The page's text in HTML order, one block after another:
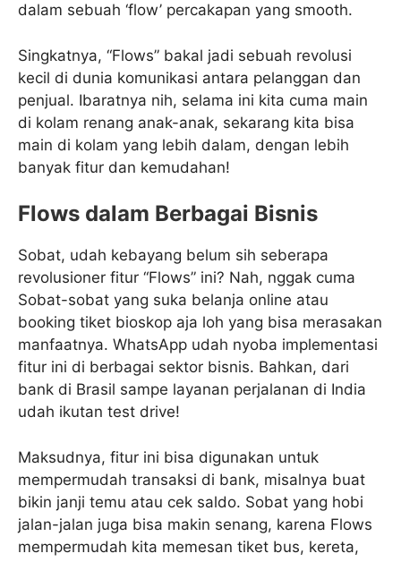
dalam sebuah ‘flow’ percakapan yang smooth.
Singkatnya, “Flows” bakal jadi sebuah revolusi
kecil di dunia komunikasi antara pelanggan dan
penjual. Ibaratnya nih, selama ini kita cuma main
di kolam renang anak-anak, sekarang kita bisa
main di kolam yang lebih dalam, dengan lebih
banyak fitur dan kemudahan!
Flows dalam Berbagai Bisnis
Sobat, udah kebayang belum sih seberapa
revolusioner fitur “Flows” ini? Nah, nggak cuma
Sobat-sobat yang suka belanja online atau
booking tiket bioskop aja loh yang bisa merasakan
manfaatnya. WhatsApp udah nyoba implementasi
fitur ini di berbagai sektor bisnis. Bahkan, dari
bank di Brasil sampe layanan perjalanan di India
udah ikutan test drive!
Maksudnya, fitur ini bisa digunakan untuk
mempermudah transaksi di bank, misalnya buat
bikin janji temu atau cek saldo. Sobat yang hobi
jalan-jalan juga bisa makin senang, karena Flows
mempermudah kita memesan tiket bus, kereta,